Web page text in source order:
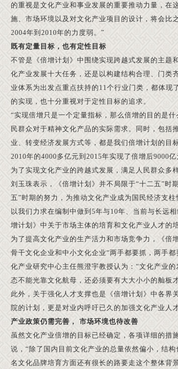
的重视是文化产业和事业发展的重要推动力量，在
施、市场环境以及对文化产业项目的设计，将会比
2004年到2010年的力度弱。”
既有定量目标，也有定性目标
不管是《倍增计划》中围绕实现跨越式发展的主题
化产业发展十大任务，还是以构建结构合理、门类
业体系为出发点重点扶持的11个行业门类，都体现
的实现，也十分重视对于定性目标的追求。
“实现倍增只是一个定量指标，那么倍增的目的是
民群众对于精神文化产品的实际需求。同时，包括
业、转变经济发展方式等，都是我们倍增计划的目
2010年的4000多亿元到2015年实现了倍增后9000
为了实现文化产业的跨越式发展，满足人民群众多
刘玉珠表示，《倍增计划》并不局限于“十二五”时
五”时期的努力，为推动文化产业成为国民经济支
以我们力求在编制中做到5年与10年、当前与长远
增计划》中关于市场主体的培育和文化产业人才的
为了提高文化产业的生产活力和市场竞争力，《倍
骨干文化企业和中小文化企业“两手都要抓，两手
化产业研究中心主任熊澄宇教授认为：“文化产业
态不能光靠文化航母，还必须要有大大小小的舢板
此外，关于强化人才支撑也是《倍增计划》中各界
院的计划，更是对业内呼吁已久的加强文化产业人
产业政策仍需完善， 市场环境也待改善
虽然文化产业倍增的目标已经确定，各项详细的措
说，“除了国内目前文化产业的总量依然偏小，结
名文化品牌培育方面还有很长的路要走这个整体背